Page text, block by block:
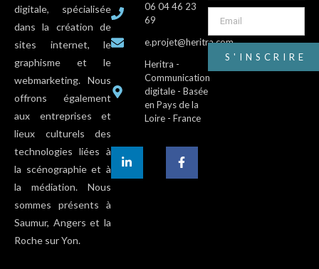
digitale, spécialisée
dans la création de
sites internet, le
graphisme et le
webmarketing. Nous
offrons également
aux entreprises et
lieux culturels des
technologies liées à
la scénographie et à
la médiation. Nous
sommes présents à
Saumur, Angers et la
Roche sur Yon.
06 04 46 23
69
e.projet@heritra.com
Heritra -
Communication
digitale - Basée
en Pays de la
Loire - France
S'INSCRIRE